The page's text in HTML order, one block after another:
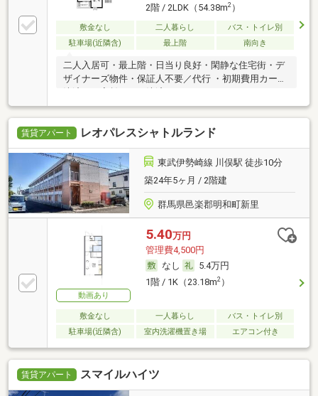
2階 / 2LDK（54.38m2）
敷金なし 二人暮らし
バス・トイレ別
駐車場(近隣含)
最上階 南向き
二人入居可・最上階・日当り良好・閑静な住宅街・デ
ザイナーズ物件・保証人不要／代行 ・初期費用カード
賃貸アパート レオパレスシャトルランド
東武伊勢崎線 川俣駅 徒歩10分
築24年5ヶ月 / 2階建
群馬県邑楽郡明和町新里
動画あり
5.40万円
管理費4,500円
なし
5.4万円
1階 / 1K（23.18m2）
敷金なし 一人暮らし
バス・トイレ別
駐車場(近隣含)
室内洗濯機置き場 エアコン付き
賃貸アパート スマイルハイツ